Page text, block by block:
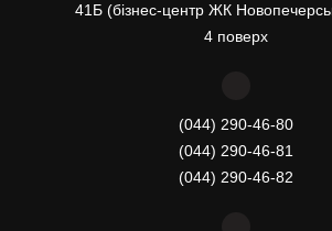
41Б (бізнес-центр ЖК
4 поверх
(044) 290-46-80
(044) 290-46-81
(044) 290-46-82